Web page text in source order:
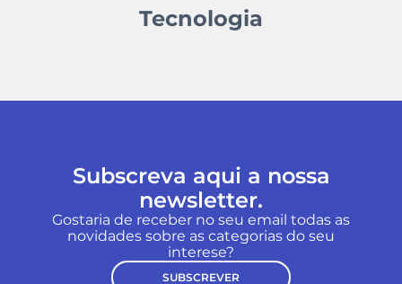
Tecnologia
Subscreva aqui a nossa
newsletter.
Gostaria de receber no seu email todas as
novidades sobre as categorias do seu
interese?
SUBSCREVER